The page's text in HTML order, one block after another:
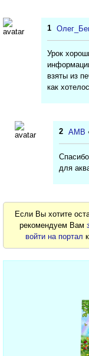
1
Урок
взяты из
как
2 AMB
для
Если Вы хотите
рекомендуем Вам
войти на портал